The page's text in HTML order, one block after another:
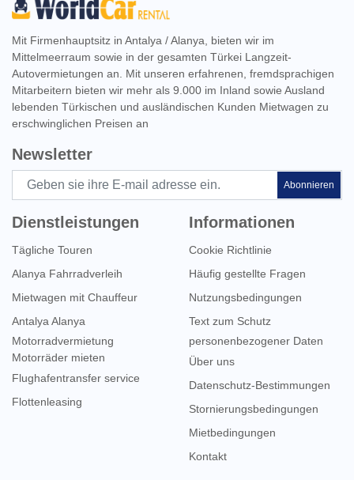
Mit Firmenhauptsitz in Antalya / Alanya, bieten wir im
Mittelmeerraum sowie in der gesamten Türkei Langzeit-
Autovermietungen an. Mit unseren erfahrenen, fremdsprachigen
Mitarbeitern bieten wir mehr als 9.000 im Inland sowie Ausland
lebenden Türkischen und ausländischen Kunden Mietwagen zu
erschwinglichen Preisen an
Newsletter
Abonnieren
Dienstleistungen
Tägliche Touren
Alanya Fahrradverleih
Mietwagen mit Chauffeur
Antalya Alanya
Motorradvermietung
Motorräder mieten
Flughafentransfer service
Flottenleasing
Informationen
Cookie Richtlinie
Häufig gestellte Fragen
Nutzungsbedingungen
Text zum Schutz
personenbezogener Daten
Über uns
Datenschutz-Bestimmungen
Stornierungsbedingungen
Mietbedingungen
Kontakt